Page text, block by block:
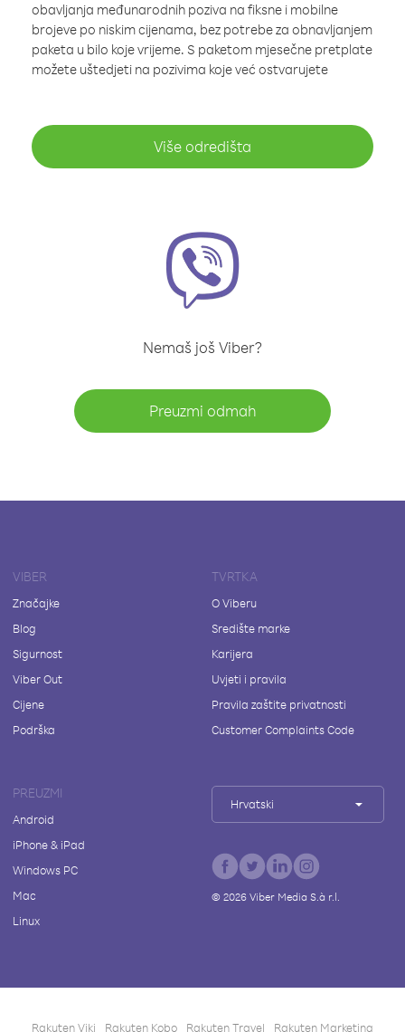
obavljanja međunarodnih poziva na fiksne i mobilne
brojeve po niskim cijenama, bez potrebe za obnavljanjem
paketa u bilo koje vrijeme. S paketom mjesečne pretplate
možete uštedjeti na pozivima koje već ostvarujete
Više odredišta
Nemaš još Viber?
Preuzmi odmah
VIBER
Značajke
Blog
Sigurnost
Viber Out
Cijene
Podrška
TVRTKA
O Viberu
Središte marke
Karijera
Uvjeti i pravila
Pravila zaštite privatnosti
Customer Complaints Code
PREUZMI
Android
iPhone & iPad
Windows PC
Mac
Linux
Hrvatski
© 2026Viber Media S.à r.l.
Rakuten Viki Rakuten Kobo Rakuten Travel Rakuten Marketing